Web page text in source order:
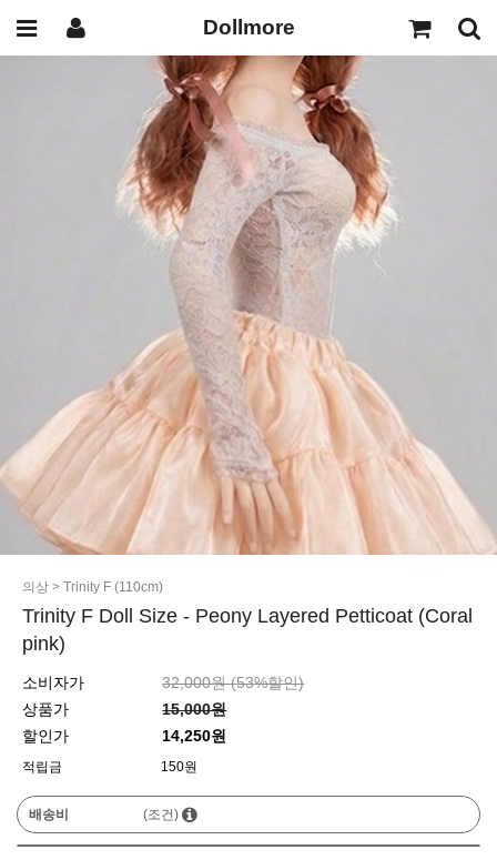
Dollmore
의상 > Trinity F (110cm)
Trinity F Doll Size - Peony Layered Petticoat (Coral
pink)
소비자가 32,000원 (53%할인)
상품가
15,000원
할인가
14,250원
적립금 150원
배송비 (조건)